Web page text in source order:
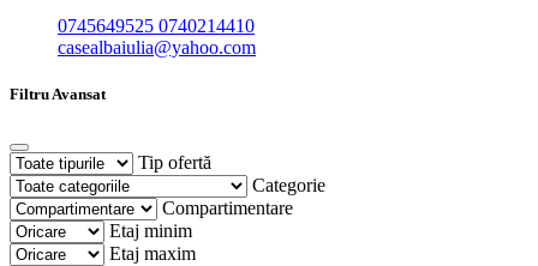
0745649525 0740214410
casealbaiulia@yahoo.com
Filtru Avansat
Tip ofertă
Categorie
Compartimentare
Etaj minim
Etaj maxim